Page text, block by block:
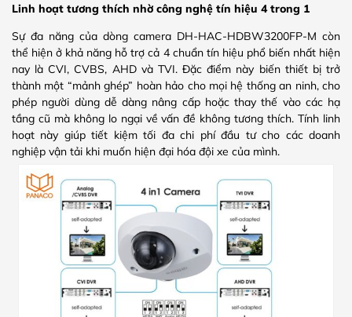
Linh hoạt tương thích nhờ công nghệ tín hiệu 4 trong 1
Sự đa năng của dòng camera DH-HAC-HDBW3200FP-M còn
thể hiện ở khả năng hỗ trợ cả 4 chuẩn tín hiệu phổ biến nhất hiện
nay là CVI, CVBS, AHD và TVI. Đặc điểm này biến thiết bị trở
thành một “mảnh ghép” hoàn hảo cho mọi hệ thống an ninh, cho
phép người dùng dễ dàng nâng cấp hoặc thay thế vào các hạ
tầng cũ mà không lo ngại về vấn đề không tương thích. Tính linh
hoạt này giúp tiết kiệm tối đa chi phí đầu tư cho các doanh
nghiệp vận tải khi muốn hiện đại hóa đội xe của mình.